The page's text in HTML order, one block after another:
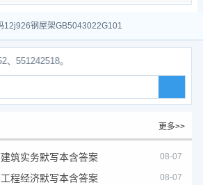
12j926钢屋架GB5043022G101
。
更多>>
筑实务默写本含答案 08-07
程经济默写本含答案 08-07